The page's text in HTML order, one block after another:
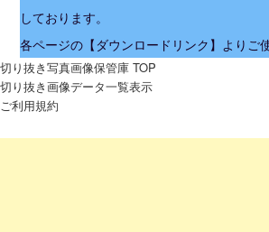
しております。
各ページの【ダウンロードリンク】よりご
切り抜き写真画像保管庫 TOP
切り抜き画像データ一覧表示
ご利用規約